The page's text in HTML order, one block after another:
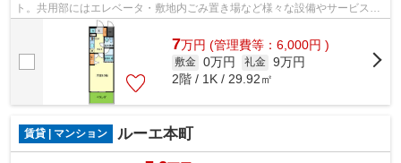
ト。共用部にはエレベータ・敷地内ごみ置き場など様々な設備やサービスが
揃っているので便利です。こちらの物件...
7万円 (管理費等：6,000円 )
敷金 0万円 礼金 9万円
2階 / 1K / 29.92㎡
賃貸 | マンション ルーエ本町